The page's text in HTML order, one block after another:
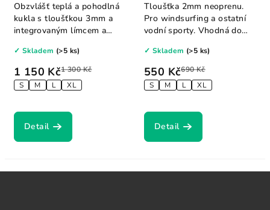
1 150 Kč1 300 Kč
S M L XL
✓ Skladem (>5 ks)
Detail
Obzvlášť teplá a pohodlná
kukla s tloušťkou 3mm a
integrovaným límcem a
550 Kč690 Kč
S M L XL
✓ Skladem (>5 ks)
Detail
Tloušťka 2mm neoprenu.
Pro windsurfing a ostatní
vodní sporty. Vhodná do